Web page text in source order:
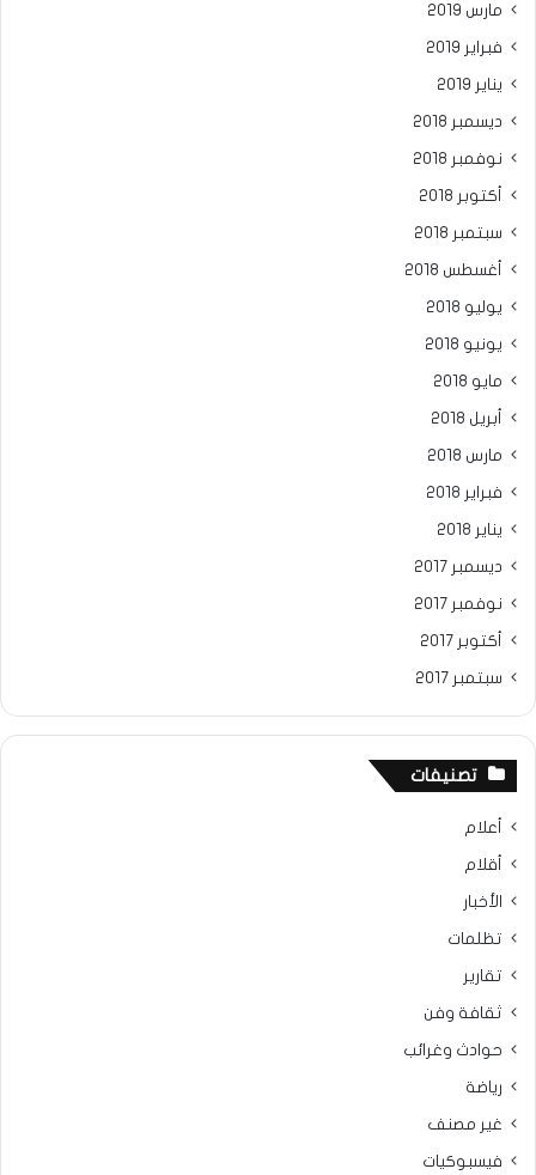
مارس 2019
فبراير 2019
يناير 2019
ديسمبر 2018
نوفمبر 2018
أكتوبر 2018
سبتمبر 2018
أغسطس 2018
يوليو 2018
يونيو 2018
مايو 2018
أبريل 2018
مارس 2018
فبراير 2018
يناير 2018
ديسمبر 2017
نوفمبر 2017
أكتوبر 2017
سبتمبر 2017
تصنيفات
أعلام
أقلام
الأخبار
تظلمات
تقارير
ثقافة وفن
حوادث وغرائب
رياضة
غير مصنف
فيسبوكيات